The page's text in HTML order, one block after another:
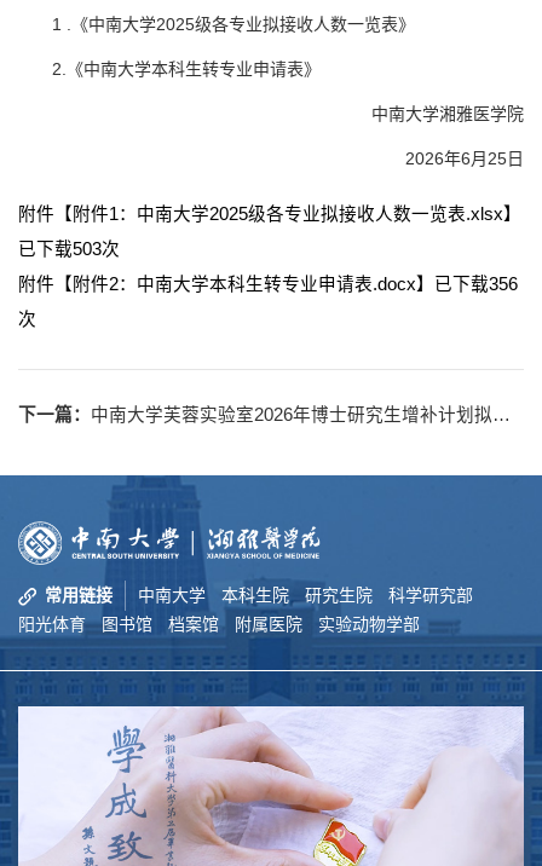
1 .《中南大学2025级各专业拟接收人数一览表》
2.《中南大学本科生转专业申请表》
中南大学湘雅医学院
2026年6月25日
附件【 附件1：中南大学2025级各专业拟接收人数一览表.xlsx】
已下载503次
附件【 附件2：中南大学本科生转专业申请表.docx】已下载356
次
下一篇： 中南大学芙蓉实验室2026年博士研究生增补计划拟录取结果公示
常用链接 中南大学 本科生院 研究生院
科学研究部
阳光体育
图书馆 档案馆 附属医院 实验动物学部